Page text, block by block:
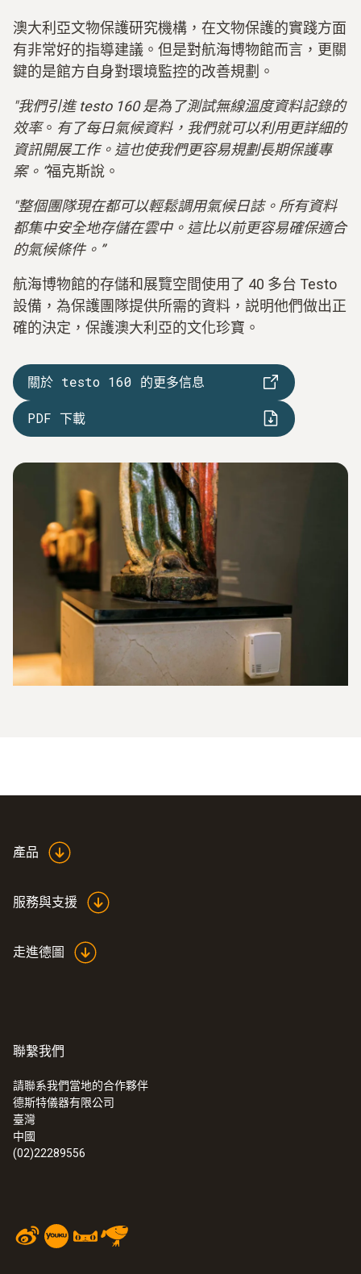
澳大利亞文物保護研究機構，在文物保護的實踐方面
有非常好的指導建議。但是對航海博物館而言，更關
鍵的是館方自身對環境監控的改善規劃。
"我們引進 testo 160 是為了測試無線溫度資料記錄的
效率。 有了每日氣候資料，我們就可以利用更詳細的
資訊開展工作。這也使我們更容易規劃長期保護專
案。“福克斯說。
"整個團隊現在都可以輕鬆調用氣候日誌。所有資料
都集中安全地存儲在雲中。這比以前更容易確保適合
的氣候條件。”
航海博物館的存儲和展覽空間使用了 40 多台 Testo
設備，為保護團隊提供所需的資料，説明他們做出正
確的決定，保護澳大利亞的文化珍寶。
關於 testo 160 的更多信息
PDF 下載
產品
服務與支援
走進德圖
聯繫我們
請聯系我們當地的合作夥伴
德斯特儀器有限公司
臺灣
中國
(02)22289556